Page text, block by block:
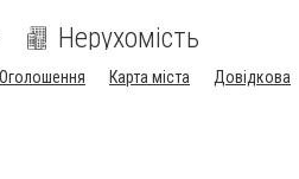
Нерухомість
Оголошення Карта міста Довідкова